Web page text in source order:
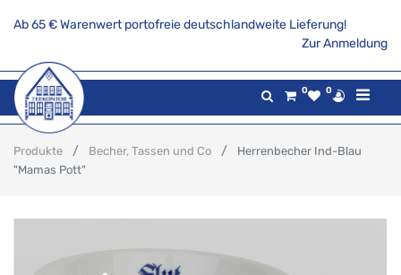
Ab 65 € Warenwert portofreie deutschlandweite Lieferung!
Zur Anmeldung
0 0
Produkte Becher, Tassen und Co
Herrenbecher Ind-Blau
"Mamas Pott"